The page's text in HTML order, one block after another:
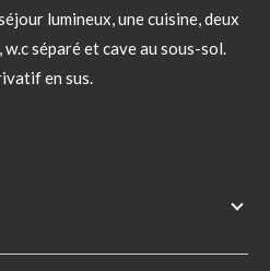
lumineux, une cuisine, deux
séparé et cave au sous-sol.
en sus.